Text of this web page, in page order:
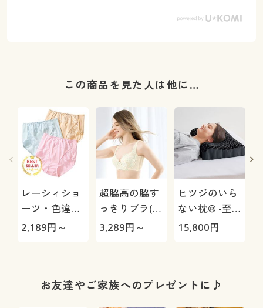
この商品を見た人は他に…
レーシィショ
ーツ・色違い
3枚組(綿
2,189円～
超脇高の脇す
っきりブラ(ソ
フトワイヤー
3,289円～
ヒツジのいら
ない枕® -至
極-
15,800円
お友達やご家族へのプレゼントに♪